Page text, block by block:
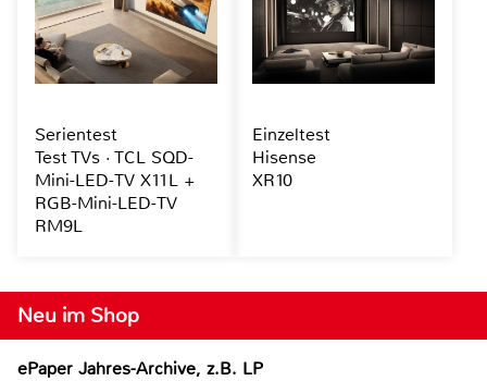
Neu im Shop
ePaper Jahres-Archive, z.B. LP
Serientest
Test TVs · TCL SQD-
Mini-LED-TV X11L +
RGB-Mini-LED-TV
RM9L
Einzeltest
Hisense
XR10